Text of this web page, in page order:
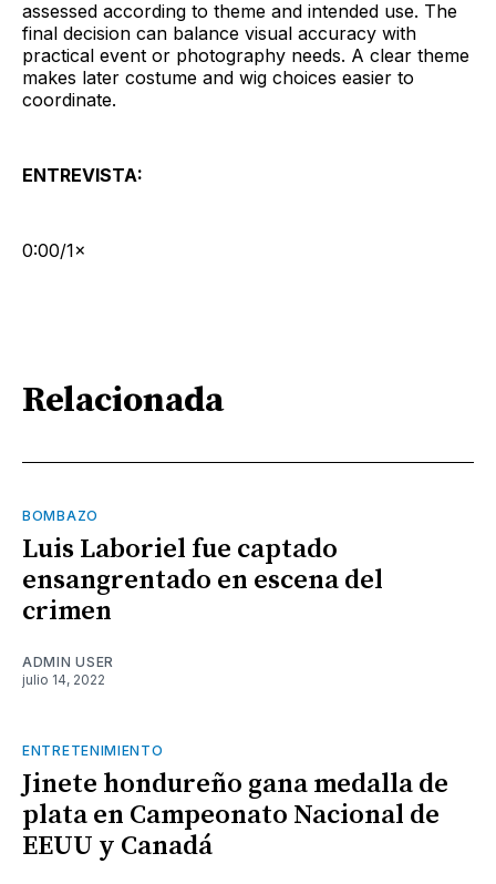
assessed according to theme and intended use. The
final decision can balance visual accuracy with
practical event or photography needs. A clear theme
makes later costume and wig choices easier to
coordinate.
ENTREVISTA:
0:00/1×
Relacionada
BOMBAZO
Luis Laboriel fue captado
ensangrentado en escena del
crimen
ADMIN USER
julio 14, 2022
ENTRETENIMIENTO
Jinete hondureño gana medalla de
plata en Campeonato Nacional de
EEUU y Canadá